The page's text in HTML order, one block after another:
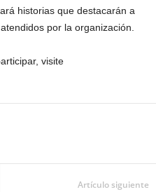
historias que destacarán a
por la organización.
visite
Artículo siguiente